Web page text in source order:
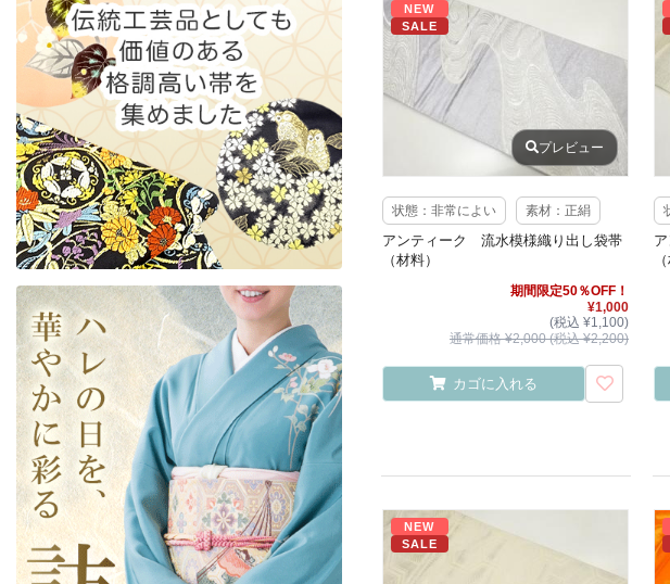
NEW
SALE
プレビュー
状態：非常によい 素材：正絹
アンティーク 流水模様織り出し袋帯
（材料）
期間限定50％OFF！
¥1,000
(税込 ¥1,100)
通常価格 ¥2,000 (税込 ¥2,200)
カゴに入れる
NEW
SALE